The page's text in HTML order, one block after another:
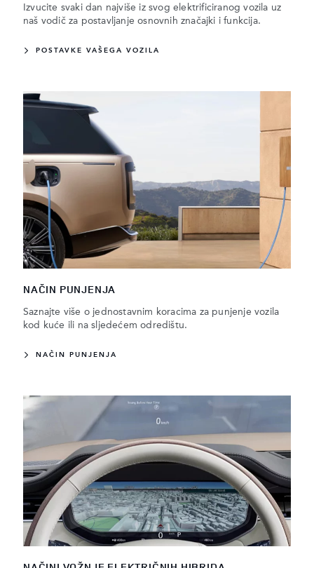
Izvucite svaki dan najviše iz svog elektrificiranog vozila uz
naš vodič za postavljanje osnovnih značajki i funkcija.
POSTAVKE VAŠEGA VOZILA
NAČIN PUNJENJA
Saznajte više o jednostavnim koracima za punjenje vozila
kod kuće ili na sljedećem odredištu.
NAČIN PUNJENJA